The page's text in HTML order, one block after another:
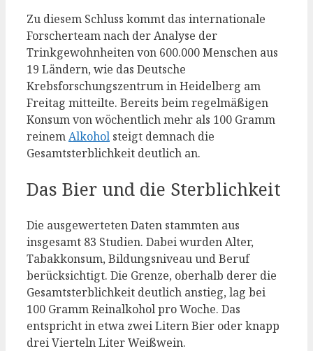
Zu diesem Schluss kommt das internationale
Forscherteam nach der Analyse der
Trinkgewohnheiten von 600.000 Menschen aus
19 Ländern, wie das Deutsche
Krebsforschungszentrum in Heidelberg am
Freitag mitteilte. Bereits beim regelmäßigen
Konsum von wöchentlich mehr als 100 Gramm
reinemAlkohol steigt demnach die
Gesamtsterblichkeit deutlich an.
Das Bier und die Sterblichkeit
Die ausgewerteten Daten stammten aus
insgesamt 83 Studien. Dabei wurden Alter,
Tabakkonsum, Bildungsniveau und Beruf
berücksichtigt. Die Grenze, oberhalb derer die
Gesamtsterblichkeit deutlich anstieg, lag bei
100 Gramm Reinalkohol pro Woche. Das
entspricht in etwa zwei Litern Bier oder knapp
drei Vierteln Liter Weißwein.